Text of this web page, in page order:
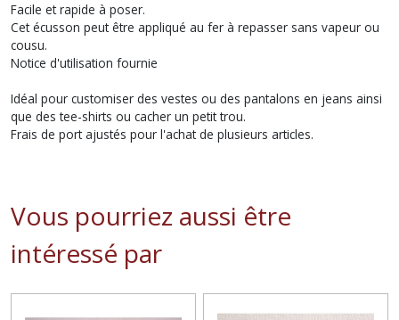
Facile et rapide à poser.
Cet écusson peut être appliqué au fer à repasser sans vapeur ou
cousu.
Notice d'utilisation fournie
Idéal pour customiser des vestes ou des pantalons en jeans ainsi
que des tee-shirts ou cacher un petit trou.
Frais de port ajustés pour l'achat de plusieurs articles.
Vous pourriez aussi être
intéressé par